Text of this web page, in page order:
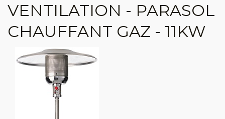
VENTILATION - PARASOL
CHAUFFANT GAZ - 11KW